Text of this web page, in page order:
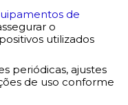
de
o
utilizados
periódicas, ajustes
de uso conforme